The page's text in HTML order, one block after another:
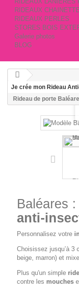
RIDEAUX
RIDEAUX PERLES
STORES BOIS
Galerie photos
BLOG
Je crée mon Rideau
Rideau de porte
Baléares
anti-
Personnalisez votre
Choisissez jusqu’à 3
beige, marron) et
Plus qu'un simple
contre les mouches